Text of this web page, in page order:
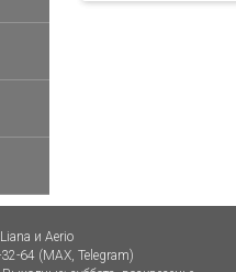
и Aerio
64 (MAX, Telegram)